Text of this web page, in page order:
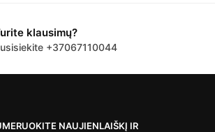
klausimų?
+37067110044
NAUJIENLAIŠKĮ IR